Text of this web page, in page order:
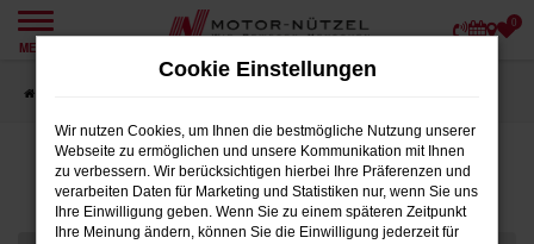
Zum
springen
MENÜ
0
Fahrzeugmarkt
Cookie Einstellungen
Wir nutzen Cookies, um Ihnen die bestmögliche Nutzung unserer
Webseite zu ermöglichen und unsere Kommunikation mit Ihnen
zu verbessern. Wir berücksichtigen hierbei Ihre Präferenzen und
verarbeiten Daten für Marketing und Statistiken nur, wenn Sie uns
Ihre Einwilligung geben. Wenn Sie zu einem späteren Zeitpunkt
Ihre Meinung ändern, können Sie die Einwilligung jederzeit für